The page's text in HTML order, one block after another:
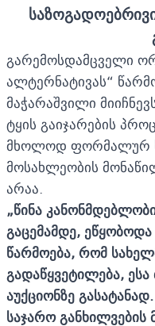
გარემოსდამცველი
ალტერნატივას“
მაჭარაშვილი
ტყის გაიჯარების
მხოლოდ ფორმალურ
მოსახლეობის
არაა.
„წინა
გაცემამდე,
წარმოება, რომ
გადაწყვეტილება,
აუქციონზე
საჯარო